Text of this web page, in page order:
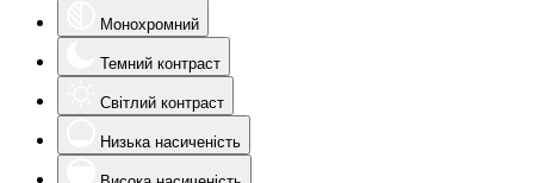
Монохромний
Темний контраст
Світлий контраст
Низька насиченість